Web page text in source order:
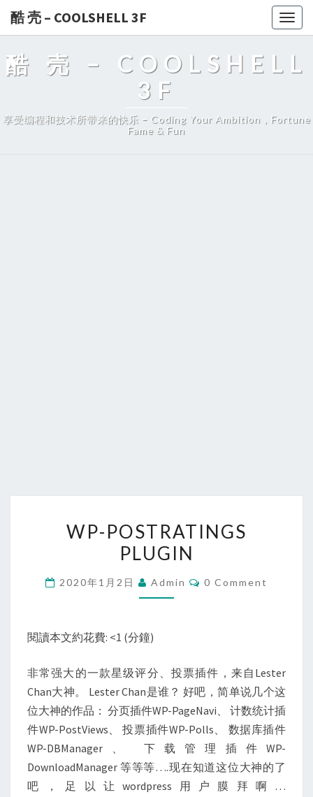
酷 壳 – COOLSHELL 3F
酷 壳 – COOLSHELL
3F
享受编程和技术所带来的快乐 – Coding Your Ambition，Fortune
Fame & Fun
POSTRATINGS
PLUGIN
WP-POSTRATINGS
PLUGIN
2020年1月2日 Admin Comments
0 Comment
閱讀本文約花費: <1 (分鐘)
非常强大的一款星级评分、投票插件，来自Lester
Chan大神。 Lester Chan是谁？ 好吧，简单说几个这
位大神的作品： 分页插件WP-PageNavi、 计数统计插
件WP-PostViews、 投票插件WP-Polls、 数据库插件
WP-DBManager、 下载管理插件WP-
DownloadManager 等等等….现在知道这位大神的了
吧，足以让wordpress用户膜拜啊…